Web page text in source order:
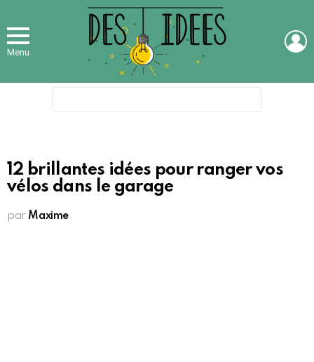
Menu
12 brillantes idées pour ranger vos
vélos dans le garage
par Maxime